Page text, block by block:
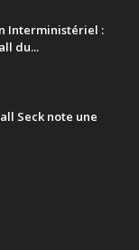
Interministériel :
du...
Seck note une